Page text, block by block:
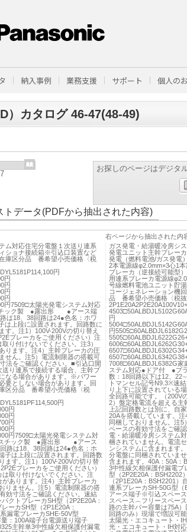
納入事例 業務支援 サポート 個人の
）カタログ 46-47(48-49)
お探しのページはデジタ
トデータ(PDFから抽出された内容)
ム対応住宅分電盤１次送り連系
ショナ接続箱※引込口装置など
庫区分品 番希望小売価格〈税
円
円
円
円
円
円7509□太陽光発電システム対応
チック製 ●露出形 ●アース端
は18、38回路は24●色名：ホワ
は上段に設置されます。回路数に
す。注1）100V-200Vの切り替え
ブレーカをご使用ください）注
り付けないでください。注3）
ります。注4）主幹ブレーカの圧
せん。注5）電流制限器の搭載可
法をご確認ください。■引込口開
り連系で接続する場合、主幹ブ
なる場合があります。※パワー
要としない場合があります。回
区分品 番希望小売価格〈税
円
円
円
円
円
円7509□太陽光発電システム対
スチック製 ●露出形 ●アース
路は18、38回路は24●色名：ホ
子は上段に設置されます。回路数
ます。注1）100V-200Vの切り替
ブレーカをご使用ください）
取り付けないでください。注
あります。注4）主幹ブレーカ
りません。注5）電流制限器の搭
効寸法をご確認ください。速結
クトブレーカSH型（2P2E20A：
ーカSH型（2P1E20A：
漏電ブレーカSHE-50V型
：100A端子台電源送り端子
主幹単3中性線欠相保護付漏電
右ページから抽出された内
ガス発電・給湯暖冷房シ
発電ユニット主幹ブレー
発電（燃料電池/ガス発電
2本電源線φ2.0mm×3心1
ブレーカ（逆接続可能型
用連系ブレーカ電源線
号線燃料電池ユニット貯
コージェネレーション機
品 番希望小売価格〈税
円
円
7008□60ALBDJL6382G家
ステム対応●ドア付 ●
数：18回路以下は12、
トマンセル記号N9.3※速
り上下に設置されている
全回路可能です。（200V
2）盤定格電流を超える主
上記回路数とは別に、自
20Aを搭載しています。
同梱しておりません。注5
ペースの有効寸法をご確
電・給湯暖冷房システム
梱されていません。電流
ンシステムに含まれます
分電盤に同梱されていま
含まれます。40A：50A：
3中性線欠相保護付漏電ブ
型（2P2E20A：BSH2202
（2P1E20A：BSH2201
連系ブレーカSH-50G型（
アース端子※引込スペー
スペース︵フリースペー
路の主幹バー容量は75A
回路のみ）現場で増設可
太陽光・エコキュート・
光・エコキュート・IH対